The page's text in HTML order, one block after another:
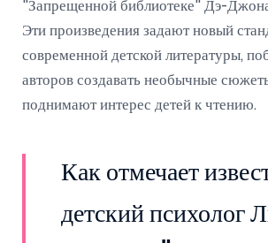
"Запрещенной библиотеке" Дэ-
Эти произведения задают новый
современной детской литературы,
авторов создавать необычные
поднимают интерес детей к чтению.
Как отмечает
детский психолог